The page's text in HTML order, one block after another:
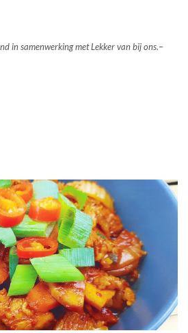
in samenwerking met Lekker van bij ons.–